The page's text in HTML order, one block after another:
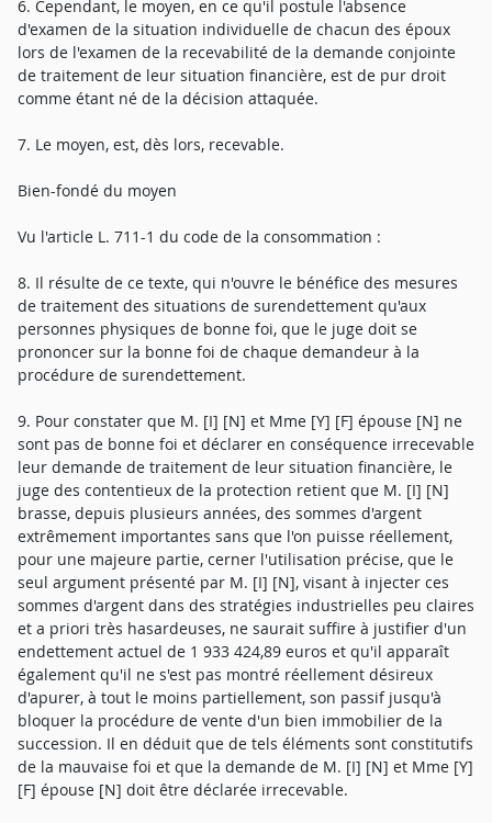
6. Cependant, le moyen, en ce qu'il postule l'absence
d'examen de la situation individuelle de chacun des époux
lors de l'examen de la recevabilité de la demande conjointe
de traitement de leur situation financière, est de pur droit
comme étant né de la décision attaquée.
7. Le moyen, est, dès lors, recevable.
Bien-fondé du moyen
Vu l'article L. 711-1 du code de la consommation :
8. Il résulte de ce texte, qui n'ouvre le bénéfice des mesures
de traitement des situations de surendettement qu'aux
personnes physiques de bonne foi, que le juge doit se
prononcer sur la bonne foi de chaque demandeur à la
procédure de surendettement.
9. Pour constater que M. [I] [N] et Mme [Y] [F] épouse [N] ne
sont pas de bonne foi et déclarer en conséquence irrecevable
leur demande de traitement de leur situation financière, le
juge des contentieux de la protection retient que M. [I] [N]
brasse, depuis plusieurs années, des sommes d'argent
extrêmement importantes sans que l'on puisse réellement,
pour une majeure partie, cerner l'utilisation précise, que le
seul argument présenté par M. [I] [N], visant à injecter ces
sommes d'argent dans des stratégies industrielles peu claires
et a priori très hasardeuses, ne saurait suffire à justifier d'un
endettement actuel de 1 933 424,89 euros et qu'il apparaît
également qu'il ne s'est pas montré réellement désireux
d'apurer, à tout le moins partiellement, son passif jusqu'à
bloquer la procédure de vente d'un bien immobilier de la
succession. Il en déduit que de tels éléments sont constitutifs
de la mauvaise foi et que la demande de M. [I] [N] et Mme [Y]
[F] épouse [N] doit être déclarée irrecevable.